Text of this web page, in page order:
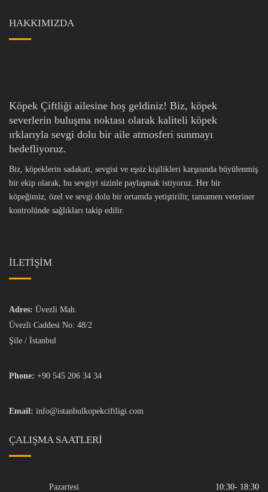
HAKKIMIZDA
Köpek Çiftliği ailesine hoş geldiniz! Biz, köpek
severlerin buluşma noktası olarak kaliteli köpek
ırklarıyla sevgi dolu bir aile atmosferi sunmayı
hedefliyoruz.
Biz, köpeklerin sadakati, sevgisi ve eşsiz kişilikleri karşısında büyülenmiş
bir ekip olarak, bu sevgiyi sizinle paylaşmak istiyoruz. Her bir
köpeğimiz, özel ve sevgi dolu bir ortamda yetiştirilir, tamamen veteriner
kontrolünde sağlıkları takip edilir.
İLETİŞİM
Adres: Üvezli Mah.
Üvezli Caddesi No: 48/2
Şile / İstanbul
Phone: +90 545 206 34 34
Email: info@istanbulkopekciftligi.com
ÇALIŞMA SAATLERI
Pazartesi 10:30- 18:30